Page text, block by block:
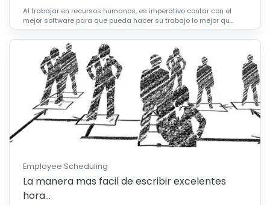
Al trabajar en recursos humanos, es imperativo contar con el
mejor software para que pueda hacer su trabajo lo mejor qu...
Employee Scheduling
La manera mas facil de escribir excelentes
hora...